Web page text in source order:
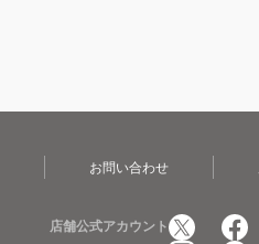
お問い合わせ
店舗公式アカウント